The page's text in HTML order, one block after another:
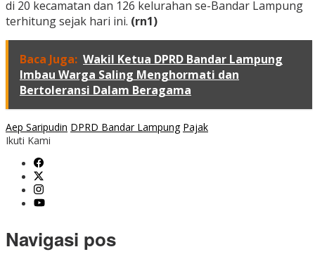
di 20 kecamatan dan 126 kelurahan se-Bandar Lampung
terhitung sejak hari ini. (rn1)
Baca Juga: Wakil Ketua DPRD Bandar Lampung
Imbau Warga Saling Menghormati dan
Bertoleransi Dalam Beragama
Aep Saripudin DPRD Bandar Lampung Pajak
Ikuti Kami
Navigasi pos